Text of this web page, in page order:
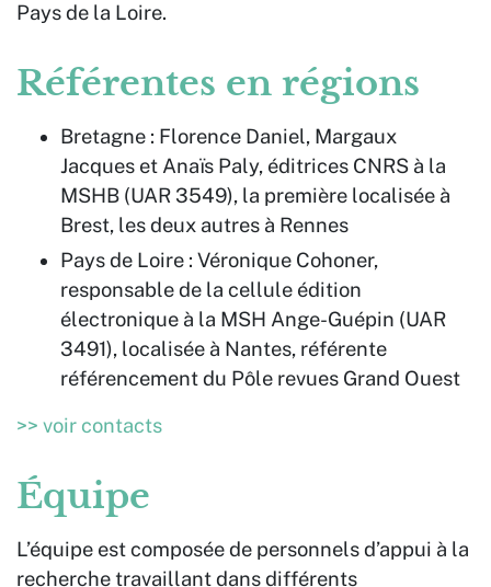
Pays de la Loire.
Référentes en régions
Bretagne : Florence Daniel, Margaux
Jacques et Anaïs Paly, éditrices CNRS à la
MSHB (UAR 3549), la première localisée à
Brest, les deux autres à Rennes
Pays de Loire : Véronique Cohoner,
responsable de la cellule édition
électronique à la MSH Ange-Guépin (UAR
3491), localisée à Nantes, référente
référencement du Pôle revues Grand Ouest
>> voir contacts
Équipe
L’équipe est composée de personnels d’appui à la
recherche travaillant dans différents